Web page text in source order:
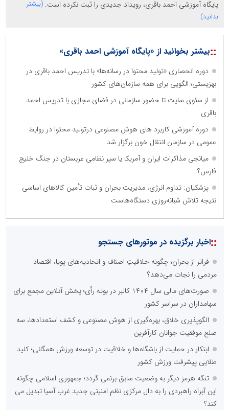
پایگاه آموزشی احمد باقری، رویداد جدیدی را ثبت نکرده است. (بیشتر
بدانید)
::بیشتر بخوانید از «پایگاه آموزشی احمد باقری»
دوره انحصاری «تولید محتوا در رسانه‌ها» با تدریس احمد باقری در
بهزیستی؛ الگویی برای همه سازمان‌های کشور
از سئوی سایت تا حضور سازمانی در فضای مجازی با تدریس احمد
باقری
دوره آموزشی کاربرد های هوش مصنوعی درتولید محتوا در روابط
عمومی در سازمان انتقال خون برگزار شد
میانجی مذاکرات ایران و آمریکا یا سپر نظامی عربستان در جنگ خلیج
فارس؟
پزشکیان: تداوم انرژی، مدیریت بحران و ثبات تأمین کالاهای اساسی
نتیجه تلاش شبانه‌روزی دستگاه‌هاست
::اخبار برگزیده در موتورهای جستجو
فراتر از بحران؛ چگونه خلاقیتِ اصناف و اتحادیه‌های پویا، اقتصاد
مردمی را نجات می‌دهد؟
صورت‌های مالی سال ۱۴۰۴ کالبر در بوته رأی؛ پخش آنلاین مجمع برای
سهامداران در سراسر کشور
الگوپذیری خلاق، بهره‌گیری از هوش مصنوعی و کشف استعدادها، سه
ضلع موفقیت جوانان کارآفرین
ابتکار در حمایت از باشگاه‌ها و خلاقیت در توسعه ورزش همگانی؛ کلید
طلایی پیشرفت ورزش کشور
تنگه هرمز دیگر به وضعیت سابق برنمی گردد؛ جمهوری اسلامی چگونه
این آبراه راهبردی را به دال مرکزی نظم امنیتی جدید غرب آسیا تبدیل می
کند؟